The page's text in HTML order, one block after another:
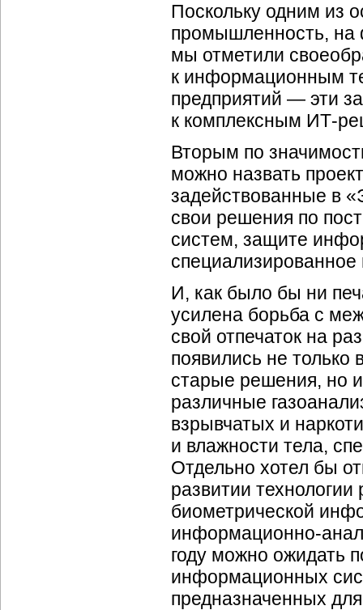
Поскольку одним из
промышленность, на
мы отметили
к информационным
предприятий — эти
к комплексным ИТ-
Вторым по
можно назвать
задействованные в
свои решения по
систем, защите
И, как было бы ни
усилена борьба с
свой отпечаток на
появились не только
старые решения, но
различные
взрывчатых и
и влажности тела,
Отдельно хотел бы
развитии
биометрической
информационно-
году можно ожидать
информационных
предназначенных